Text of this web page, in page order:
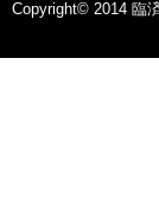
Copyright© 2014 臨